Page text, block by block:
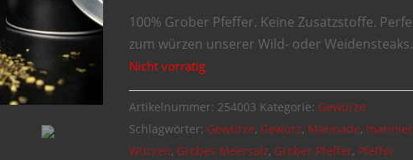
100% Grober Pfeffer. Keine Zusatzstoffe.
zum würzen unserer Wild- oder Weidensteaks.
Nicht vorrätig
Artikelnummer: 254003 Kategorie: Gewürze
Schlagwörter: Gewürze, Gewürz, Marinade,
Würzen, Grobes Meersalz, Grober Pfeffer, Pfeffer